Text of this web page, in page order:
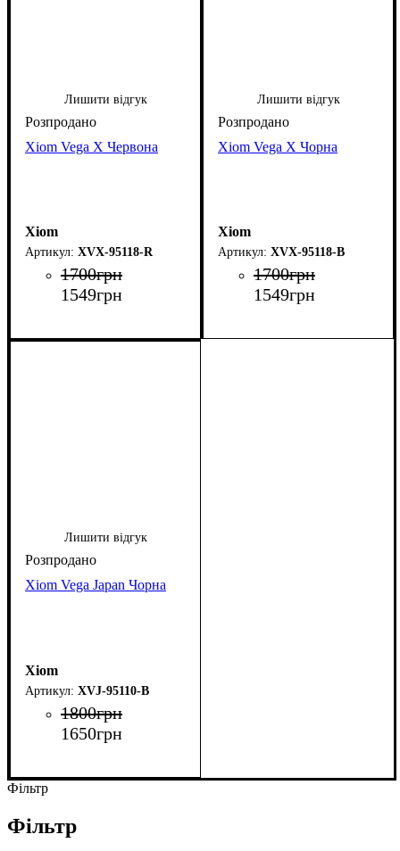
Лишити відгук
Xiom Vega X Червона
Xiom
XVX-95118-R
1700грн
1549грн
Лишити відгук
Xiom Vega X Чорна
Xiom
XVX-95118-B
1700грн
1549грн
Лишити відгук
Xiom Vega Japan Чорна
Xiom
XVJ-95110-B
1800грн
1650грн
Фільтр
Фільтр